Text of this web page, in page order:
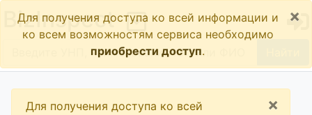
BizInspect
Для получения доступа ко всей информации и
ко всем возможностям сервиса необходимо
приобрести доступ.
×
Для получения доступа ко всей
×